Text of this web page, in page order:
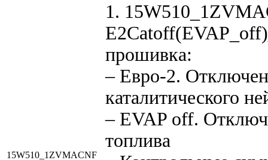
15W510_1ZVMACNF
1.
прошивка:
– Евро-2. Отключен
каталитического
– EVAP off.
топлива